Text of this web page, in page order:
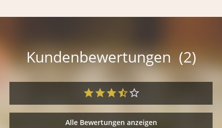
Kundenbewertungen (2)
Alle Bewertungen anzeigen